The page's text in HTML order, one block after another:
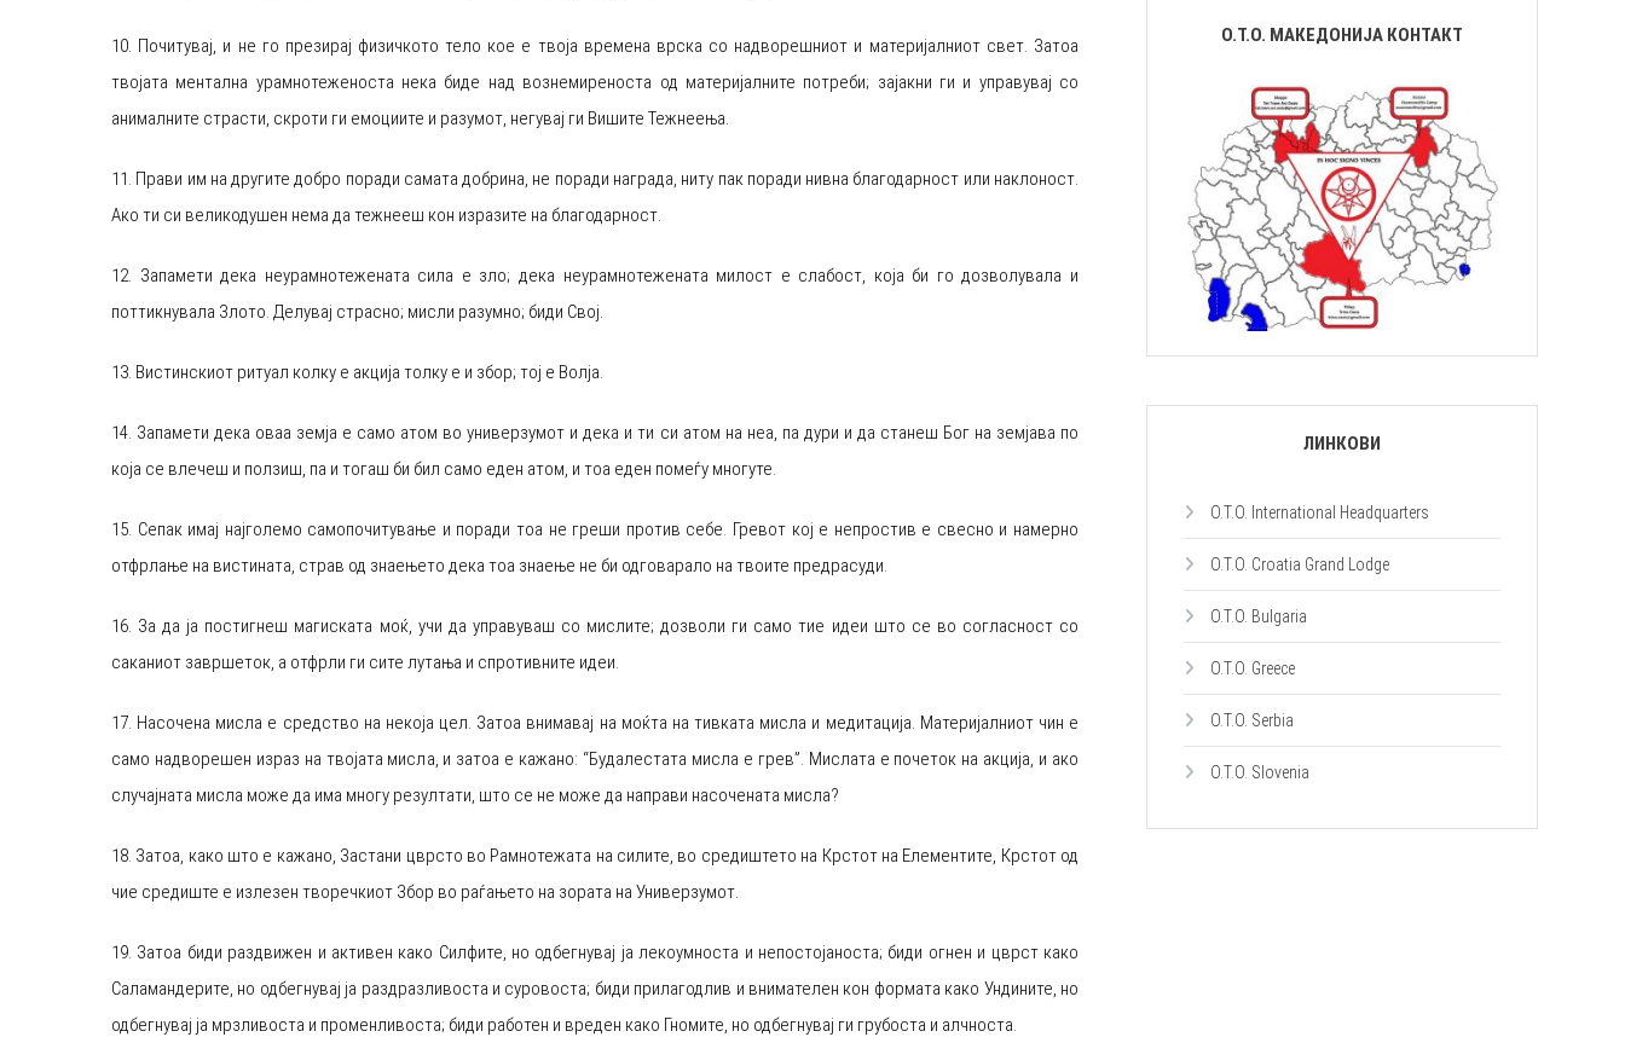
10. Почитувај, и не го презирај физичкото тело кое е твоја времена врска со надворешниот и материјалниот свет. Затоа
твојата ментална урамнотеженоста нека биде над вознемиреноста од материјалните потреби; зајакни ги и управувај со
анималните страсти, скроти ги емоциите и разумот, негувај ги Вишите Тежнеења.
11. Прави им на другите добро поради самата добрина, не поради награда, ниту пак поради нивна благодарност или наклоност.
Ако ти си великодушен нема да тежнееш кон изразите на благодарност.
12. Запамети дека неурамнотежената сила е зло; дека неурамнотежената милост е слабост, која би го дозволувала и
поттикнувала Злото. Делувај страсно; мисли разумно; биди Свој.
13. Вистинскиот ритуал колку е акција толку е и збор; тој е Волја.
14. Запамети дека оваа земја е само атом во универзумот и дека и ти си атом на неа, па дури и да станеш Бог на земјава по
која се влечеш и ползиш, па и тогаш би бил само еден атом, и тоа еден помеѓу многуте.
15. Сепак имај најголемо самопочитување и поради тоа не греши против себе. Гревот кој е непростив е свесно и намерно
отфрлање на вистината, страв од знаењето дека тоа знаење не би одговарало на твоите предрасуди.
16. За да ја постигнеш магиската моќ, учи да управуваш со мислите; дозволи ги само тие идеи што се во согласност со
саканиот завршеток, а отфрли ги сите лутања и спротивните идеи.
17. Насочена мисла е средство на некоја цел. Затоа внимавај на моќта на тивката мисла и медитација. Материјалниот чин е
само надворешен израз на твојата мисла, и затоа е кажано: “Будалестата мисла е грев”. Мислата е почеток на акција, и ако
случајната мисла може да има многу резултати, што се не може да направи насочената мисла?
18. Затоа, како што е кажано, Застани цврсто во Рамнотежата на силите, во средиштето на Крстот на Елементите, Крстот од
чие средиште е излезен творечкиот Збор во раѓањето на зората на Универзумот.
19. Затоа биди раздвижен и активен како Силфите, но одбегнувај ја лекоумноста и непостојаноста; биди огнен и цврст како
Саламандерите, но одбегнувај ја раздразливоста и суровоста; биди прилагодлив и внимателен кон формата како Ундините, но
одбегнувај ја мрзливоста и променливоста; биди работен и вреден како Гномите, но одбегнувај ги грубоста и алчноста.
О.Т.О. МАКЕДОНИЈА КОНТАКТ
ЛИНКОВИ
O.T.O. International Headquarters
O.T.O. Croatia Grand Lodge
O.T.O. Bulgaria
O.T.O. Greece
O.T.O. Serbia
O.T.O. Slovenia